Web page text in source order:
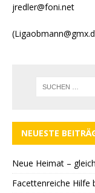
jredler@foni.net
NEUESTE
Neue Heimat –
Facettenreiche Hilfe